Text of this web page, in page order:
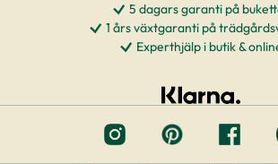
5 dagars garanti på
1 års växtgaranti på
Experthjälp i butik &